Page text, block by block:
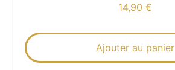
14,90 €
Ajouter au panier